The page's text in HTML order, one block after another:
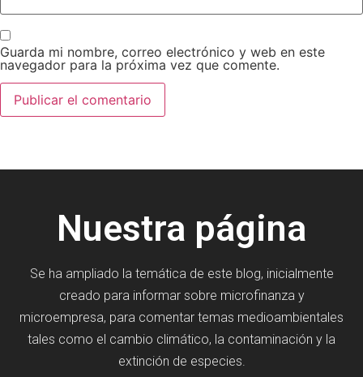
Guarda mi nombre, correo electrónico y web en este
navegador para la próxima vez que comente.
Nuestra página
Se ha ampliado la temática de este blog, inicialmente
creado para informar sobre microfinanza y
microempresa, para comentar temas medioambientales
tales como el cambio climático, la contaminación y la
extinción de especies.